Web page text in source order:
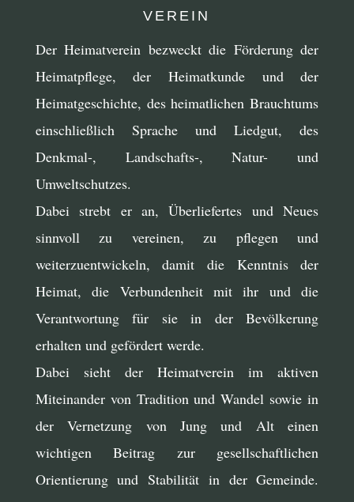
VEREIN
Der Heimatverein bezweckt die Förderung der
Heimatpflege, der Heimatkunde und der
Heimatgeschichte, des heimatlichen Brauchtums
einschließlich Sprache und Liedgut, des
Denkmal-, Landschafts-, Natur- und
Umweltschutzes.
Dabei strebt er an, Überliefertes und Neues
sinnvoll zu vereinen, zu pflegen und
weiterzuentwickeln, damit die Kenntnis der
Heimat, die Verbundenheit mit ihr und die
Verantwortung für sie in der Bevölkerung
erhalten und gefördert werde.
Dabei sieht der Heimatverein im aktiven
Miteinander von Tradition und Wandel sowie in
der Vernetzung von Jung und Alt einen
wichtigen Beitrag zur gesellschaftlichen
Orientierung und Stabilität in der Gemeinde.